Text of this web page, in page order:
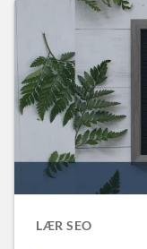
LÆR SEO